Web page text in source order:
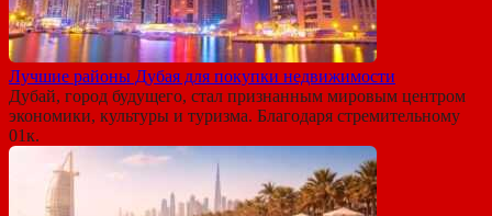
Лучшие районы Дубая для покупки недвижимости
Дубай, город будущего, стал признанным мировым центром
экономики, культуры и туризма. Благодаря стремительному
01к.